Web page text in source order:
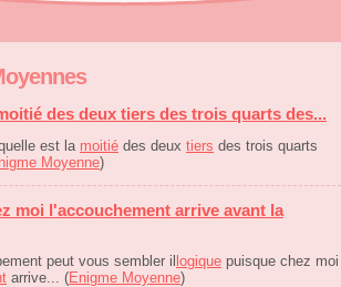
des deux tiers des trois quarts des...
est la moitié des deux tiers des trois quarts
Moyenne)
moi l'accouchement arrive avant la
peut vous sembler il logique puisque chez moi
arrive... (Enigme Moyenne)